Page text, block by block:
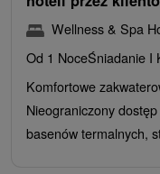
Wellness & Spa
Od 1 NoceŚniadanie I
Komfortowe
Nieograniczony
basenów termalnych,